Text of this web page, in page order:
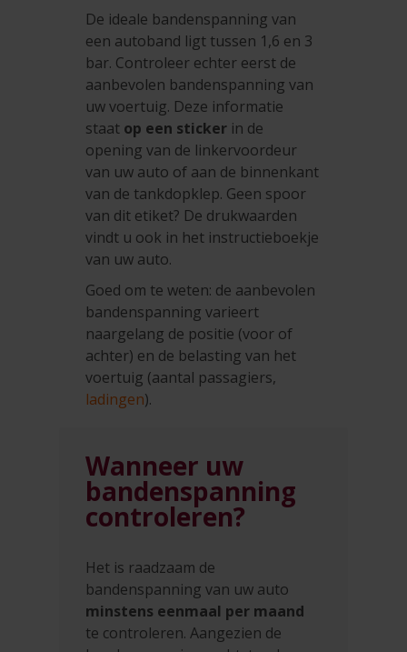
De ideale bandenspanning van
een autoband ligt tussen 1,6 en 3
bar. Controleer echter eerst de
aanbevolen bandenspanning van
uw voertuig. Deze informatie
staat op een sticker in de
opening van de linkervoordeur
van uw auto of aan de binnenkant
van de tankdopklep. Geen spoor
van dit etiket? De drukwaarden
vindt u ook in het instructieboekje
van uw auto.
Goed om te weten: de aanbevolen
bandenspanning varieert
naargelang de positie (voor of
achter) en de belasting van het
voertuig (aantal passagiers,
ladingen).
Wanneer uw
bandenspanning
controleren?
Het is raadzaam de
bandenspanning van uw auto
minstens eenmaal per maand
te controleren. Aangezien de